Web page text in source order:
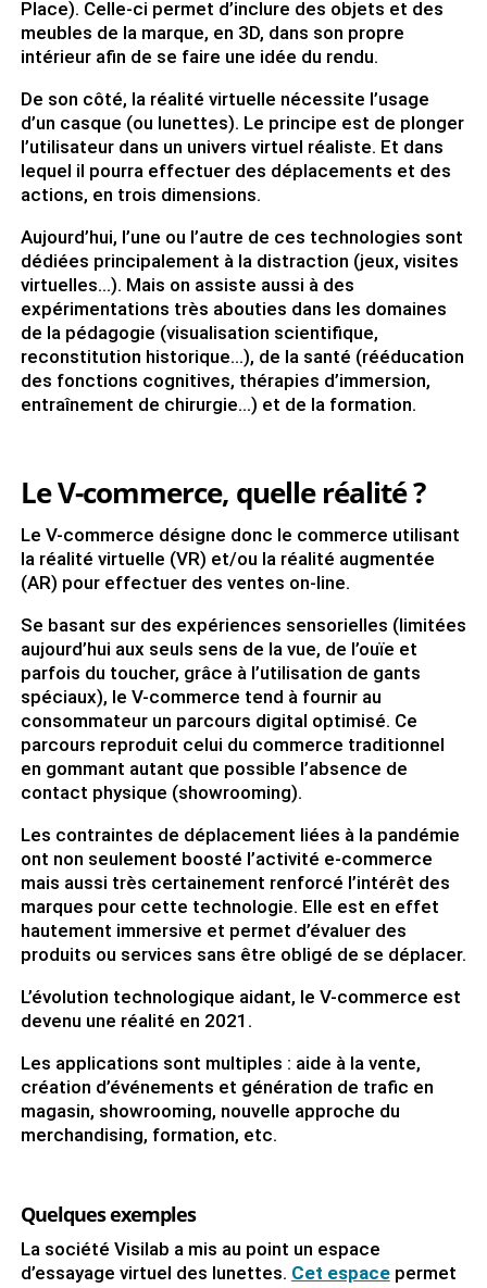
Place). Celle-ci permet d’inclure des objets et des
meubles de la marque, en 3D, dans son propre
intérieur afin de se faire une idée du rendu.
De son côté, la réalité virtuelle nécessite l’usage
d’un casque (ou lunettes). Le principe est de plonger
l’utilisateur dans un univers virtuel réaliste. Et dans
lequel il pourra effectuer des déplacements et des
actions, en trois dimensions.
Aujourd’hui, l’une ou l’autre de ces technologies sont
dédiées principalement à la distraction (jeux, visites
virtuelles…). Mais on assiste aussi à des
expérimentations très abouties dans les domaines
de la pédagogie (visualisation scientifique,
reconstitution historique…), de la santé (rééducation
des fonctions cognitives, thérapies d’immersion,
entraînement de chirurgie…) et de la formation.
Le V-commerce, quelle réalité ?
Le V-commerce désigne donc le commerce utilisant
la réalité virtuelle (VR) et/ou la réalité augmentée
(AR) pour effectuer des ventes on-line.
Se basant sur des expériences sensorielles (limitées
aujourd’hui aux seuls sens de la vue, de l’ouïe et
parfois du toucher, grâce à l’utilisation de gants
spéciaux), le V-commerce tend à fournir au
consommateur un parcours digital optimisé. Ce
parcours reproduit celui du commerce traditionnel
en gommant autant que possible l’absence de
contact physique (showrooming).
Les contraintes de déplacement liées à la pandémie
ont non seulement boosté l’activité e-commerce
mais aussi très certainement renforcé l’intérêt des
marques pour cette technologie. Elle est en effet
hautement immersive et permet d’évaluer des
produits ou services sans être obligé de se déplacer.
L’évolution technologique aidant, le V-commerce est
devenu une réalité en 2021.
Les applications sont multiples : aide à la vente,
création d’événements et génération de trafic en
magasin, showrooming, nouvelle approche du
merchandising, formation, etc.
Quelques exemples
La société Visilab a mis au point un espace
d’essayage virtuel des lunettes. Cet espacepermet